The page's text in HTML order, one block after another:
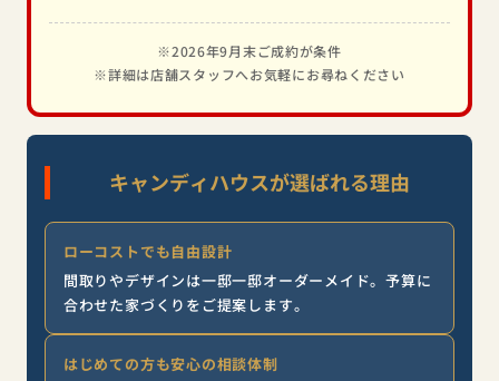
※2026年9月末ご成約が条件
※詳細は店舗スタッフへお気軽にお尋ねください
キャンディハウスが選ばれる理由
ローコストでも自由設計
間取りやデザインは一邸一邸オーダーメイド。予算に
合わせた家づくりをご提案します。
はじめての方も安心の相談体制